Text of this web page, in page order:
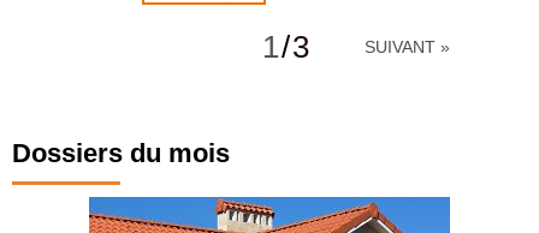
des PPP
1/3 SUIVANT »
Dossiers du mois